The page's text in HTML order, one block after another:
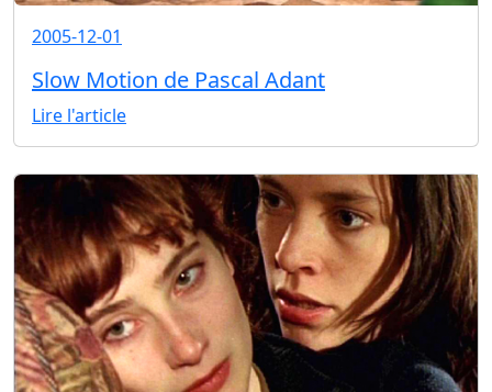
2005-12-01
Slow Motion de Pascal Adant
Lire l'article